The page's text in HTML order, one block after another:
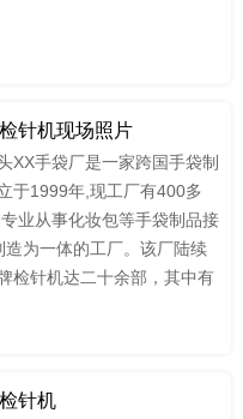
针机现场照片
XX手袋厂是一家跨国手袋制
于1999年,现工厂有400多
业从事化妆包等手袋制品接
造为一体的工厂。该厂陆续
检针机达二十余部，其中有
针机